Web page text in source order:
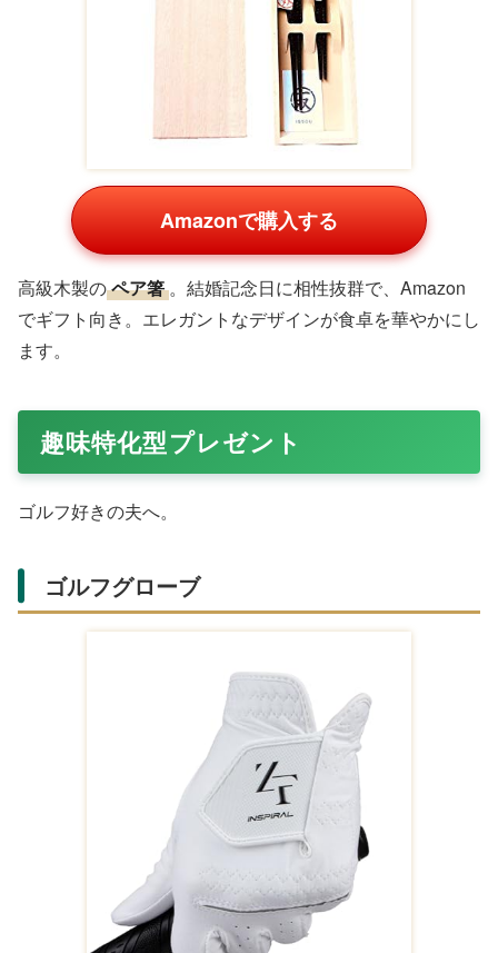
Amazonで購入する
楽天人気で、アウトドアや日常使いに。名入れでパーソナ
ライズ可能。
ペア箸セット